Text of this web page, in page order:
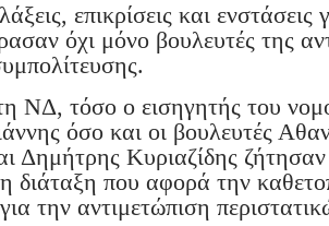
επικρίσεις και ενστάσεις
όχι μόνο βουλευτές της
ΝΔ, τόσο ο εισηγητής του
όσο και οι βουλευτές
Δημήτρης Κυριαζίδης
η διάταξη που αφορά την
την αντιμετώπιση